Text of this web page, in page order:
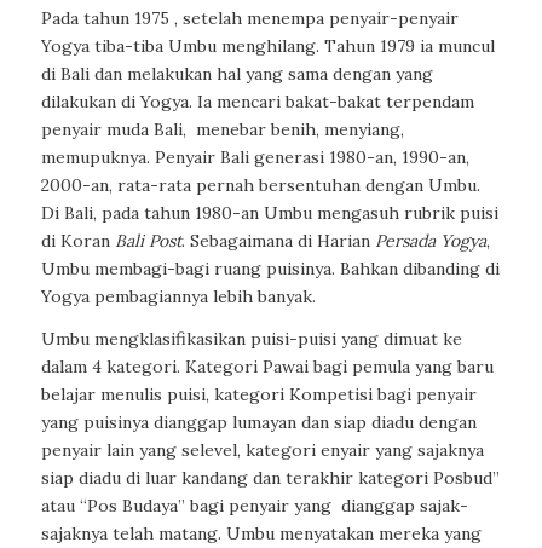
Pada tahun 1975 , setelah menempa penyair-penyair
Yogya tiba-tiba Umbu menghilang. Tahun 1979 ia muncul
di Bali dan melakukan hal yang sama dengan yang
dilakukan di Yogya. Ia mencari bakat-bakat terpendam
penyair muda Bali, menebar benih, menyiang,
memupuknya. Penyair Bali generasi 1980-an, 1990-an,
2000-an, rata-rata pernah bersentuhan dengan Umbu.
Di Bali, pada tahun 1980-an Umbu mengasuh rubrik puisi
di Koran Bali Post. Sebagaimana di Harian Persada Yogya,
Umbu membagi-bagi ruang puisinya. Bahkan dibanding di
Yogya pembagiannya lebih banyak.
Umbu mengklasifikasikan puisi-puisi yang dimuat ke
dalam 4 kategori. Kategori Pawai bagi pemula yang baru
belajar menulis puisi, kategori Kompetisi bagi penyair
yang puisinya dianggap lumayan dan siap diadu dengan
penyair lain yang selevel, kategori enyair yang sajaknya
siap diadu di luar kandang dan terakhir kategori Posbud”
atau “Pos Budaya” bagi penyair yang dianggap sajak-
sajaknya telah matang. Umbu menyatakan mereka yang